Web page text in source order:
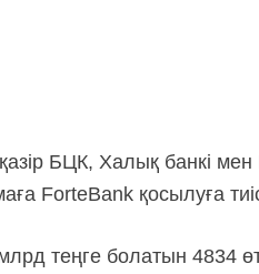
БЦК, Халық банкі
ForteBank қосылуға
теңге болатын 4834